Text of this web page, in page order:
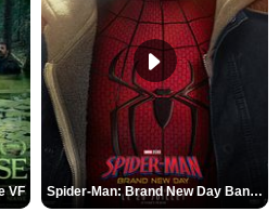
VF Spider-Man: Brand New Day Bande-annonce (3) VO STFR